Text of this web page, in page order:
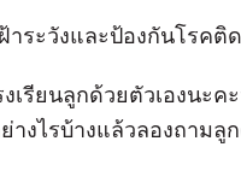
าระวังและป้องกันโรคติ
เรียนลูกด้วยตัวเองนะ
างไรบ้างแล้วลองถา